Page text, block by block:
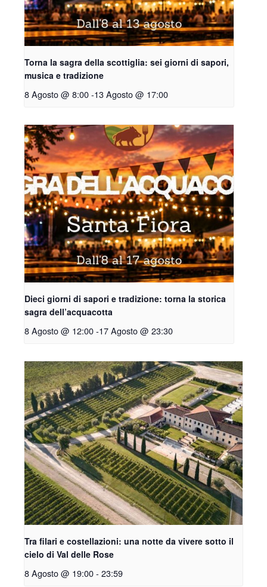
Torna la sagra della scottiglia: sei giorni di sapori,
musica e tradizione
8 Agosto @ 8:00-13 Agosto @ 17:00
Dieci giorni di sapori e tradizione: torna la storica
sagra dell’acquacotta
8 Agosto @ 12:00-17 Agosto @ 23:30
Tra filari e costellazioni: una notte da vivere sotto il
cielo di Val delle Rose
8 Agosto @ 19:00- 23:59